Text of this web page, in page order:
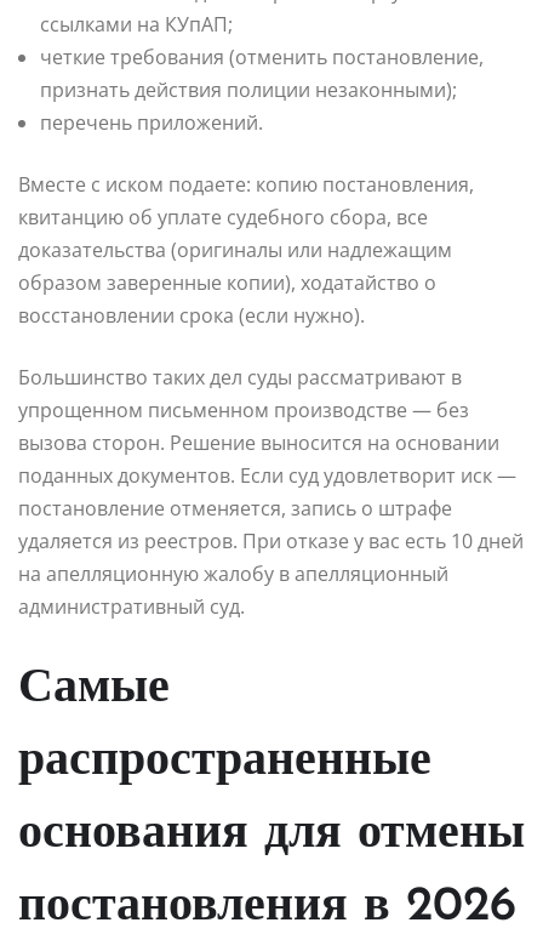
ссылками на КУпАП;
четкие требования (отменить постановление,
признать действия полиции незаконными);
перечень приложений.
Вместе с иском подаете: копию постановления,
квитанцию об уплате судебного сбора, все
доказательства (оригиналы или надлежащим
образом заверенные копии), ходатайство о
восстановлении срока (если нужно).
Большинство таких дел суды рассматривают в
упрощенном письменном производстве — без
вызова сторон. Решение выносится на основании
поданных документов. Если суд удовлетворит иск —
постановление отменяется, запись о штрафе
удаляется из реестров. При отказе у вас есть 10 дней
на апелляционную жалобу в апелляционный
административный суд.
Самые
распространенные
основания для отмены
постановления в 2026